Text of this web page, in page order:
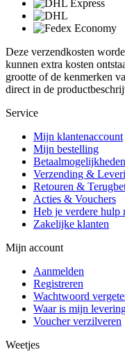
Deze verzendkosten
kunnen extra kosten
grootte of de kenmerken
direct in de
Service
Mijn klantenaccount
Mijn bestelling
Betaalmogelijkheden
Verzending &
Retouren &
Acties & Vouchers
Heb je verdere hulp
Zakelijke klanten
Mijn account
Aanmelden
Registreren
Wachtwoord
Waar is mijn
Voucher verzilveren
Weetjes